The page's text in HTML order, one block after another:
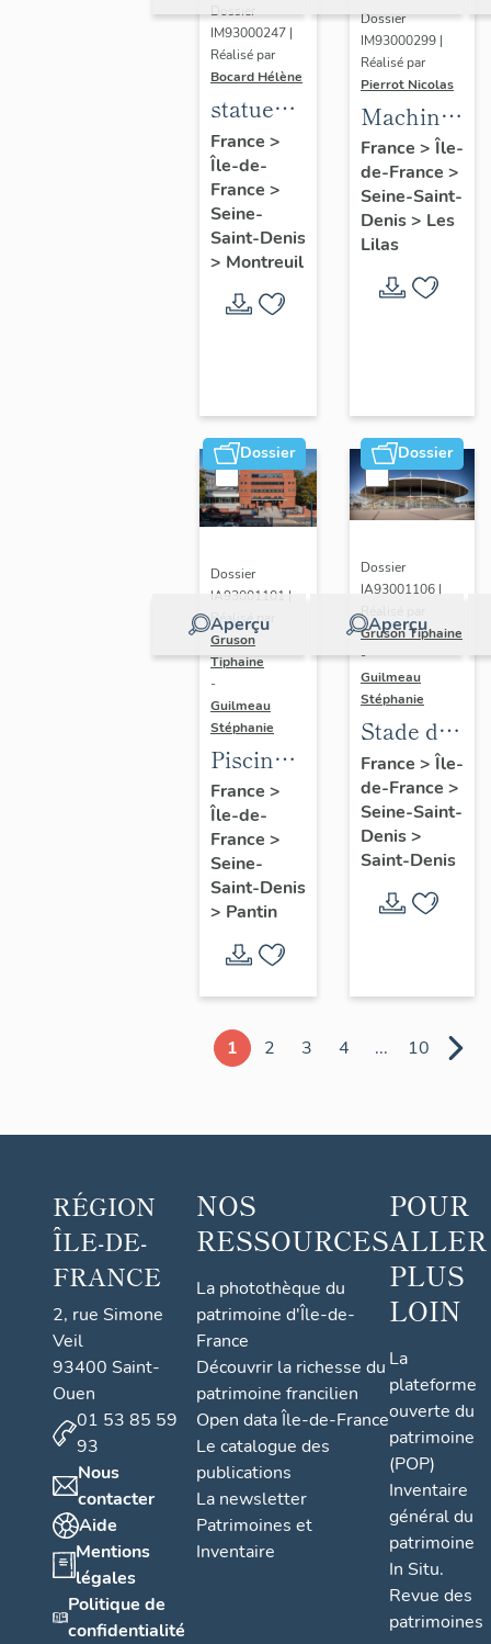
Dossier
IM93000247 |
Réalisé par
Bocard Hélène
statues
colossales
: le
discobole,
le
tennisman
France >
Île-de-
France >
Seine-
Saint-Denis
> Montreuil
Dossier
IM93000299 |
Réalisé par
Pierrot Nicolas
Machine
à
déchiqueter
et à
épurer
France > Île-
de-France >
Seine-Saint-
Denis> Les
Lilas
Dossier
Aperçu
Dossier
IA93001101 |
Réalisé par
Gruson
Tiphaine
-
Guilmeau
Stéphanie
Piscine
Leclerc,
actuellement
piscine
Alice-
Milliat
France >
Île-de-
France >
Seine-
Saint-Denis
> Pantin
Dossier
Aperçu
Dossier
IA93001106 |
Réalisé par
Gruson Tiphaine
-
Guilmeau
Stéphanie
Stade de
France
France > Île-
de-France >
Seine-Saint-
Denis>
Saint-Denis
1 2 3 4 ... 10
RÉGION
ÎLE-DE-
FRANCE
2, rue Simone
Veil
93400 Saint-
Ouen
01 53 85 59
93
Nous
contacter
Aide
Mentions
légales
Politique de
confidentialité
NOS
RESSOURCES
La photothèque du
patrimoine d'Île-de-
France
Découvrir la richesse du
patrimoine francilien
Open data Île-de-France
Le catalogue des
publications
La newsletter
Patrimoines et
Inventaire
POUR
ALLER
PLUS
LOIN
La
plateforme
ouverte du
patrimoine
(POP)
Inventaire
général du
patrimoine
In Situ.
Revue des
patrimoines